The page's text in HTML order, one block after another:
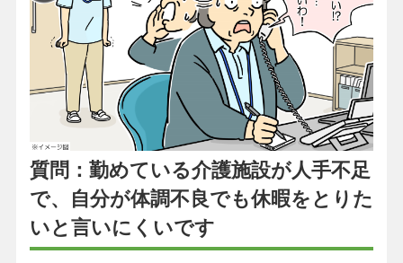
質問：勤めている介護施設が人手不足
で、自分が体調不良でも休暇をとりた
いと言いにくいです